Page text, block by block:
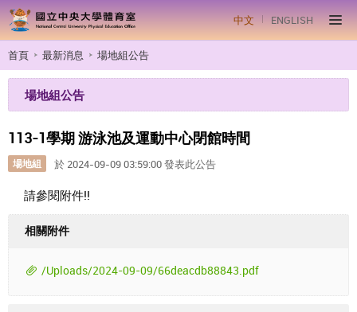
中文 ENGLISH
首頁 最新消息 場地組公告
場地組公告
113-1學期 游泳池及運動中心閉館時間
場地組 於 2024-09-09 03:59:00 發表此公告
請參閱附件!!
相關附件
/Uploads/2024-09-09/66deacdb88843.pdf